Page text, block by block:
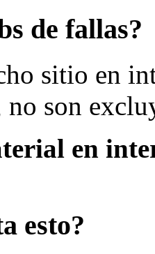
de fallas?
sitio en
no son
en
esto?